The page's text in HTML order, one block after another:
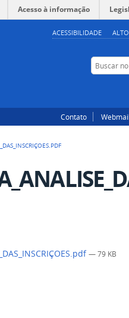
ACESSIBILIDADE
Acesso à informação
Buscar no
Contato Webmail
— 79 KB